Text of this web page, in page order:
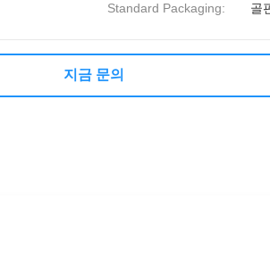
Standard Packaging: 골
지금 문의